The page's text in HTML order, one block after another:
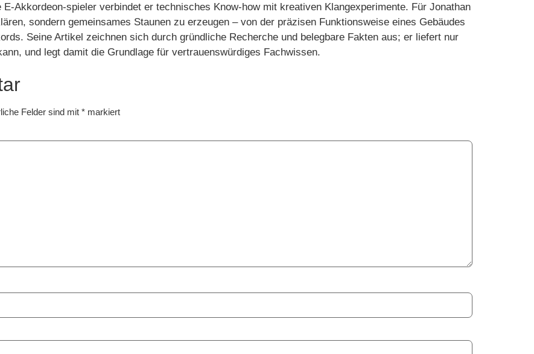
verbindet er technisches Know‑how mit kreativen Klangexperimente. Für Jonathan
sondern gemeinsames Staunen zu erzeugen – von der präzisen Funktionsweise eines Gebäudes
Seine Artikel zeichnen sich durch gründliche Recherche und belegbare Fakten aus; er liefert nur
und legt damit die Grundlage für vertrauenswürdiges Fachwissen.
Felder sind mit * markiert